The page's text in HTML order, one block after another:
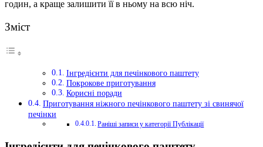
годин, а краще залишити її в ньому на всю ніч.
Зміст
Інгредієнти для печінкового паштету
Покрокове приготування
Корисні поради
Приготування ніжного печінкового паштету зі свинячої
печінки
Раніші записи у категорії Публікації